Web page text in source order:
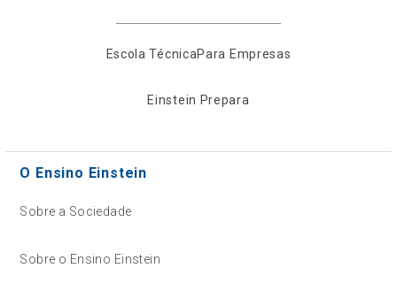
Escola TécnicaPara Empresas
Einstein Prepara
O Ensino Einstein
Sobre a Sociedade
Sobre o Ensino Einstein